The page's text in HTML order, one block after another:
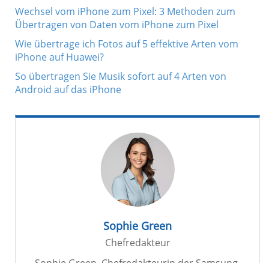
Wechsel vom iPhone zum Pixel: 3 Methoden zum
Übertragen von Daten vom iPhone zum Pixel
Wie übertrage ich Fotos auf 5 effektive Arten vom
iPhone auf Huawei?
So übertragen Sie Musik sofort auf 4 Arten von
Android auf das iPhone
Sophie Green
Chefredakteur